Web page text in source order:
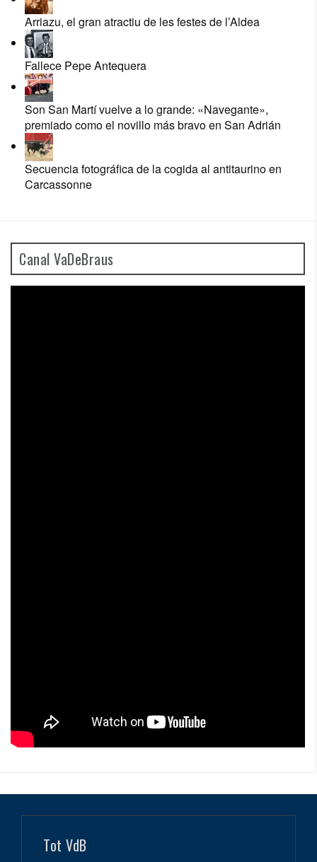
Arriazu, el gran atractiu de les festes de l’Aldea
Fallece Pepe Antequera
Son San Martí vuelve a lo grande: «Navegante»,
premiado como el novillo más bravo en San Adrián
Secuencia fotográfica de la cogida al antitaurino en
Carcassonne
Canal VaDeBraus
Tot VdB